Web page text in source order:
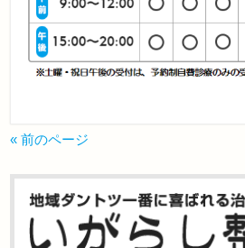
« 前のページ